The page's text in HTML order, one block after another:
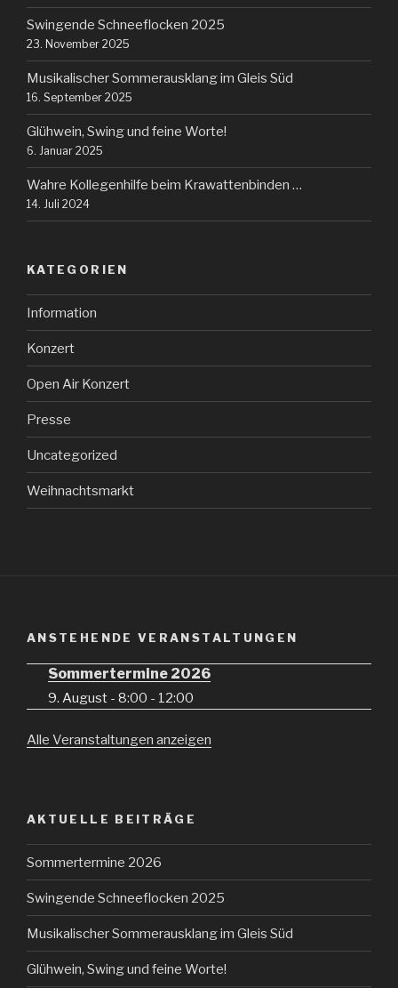
Swingende Schneeflocken 2025
23. November 2025
Musikalischer Sommerausklang im Gleis Süd
16. September 2025
Glühwein, Swing und feine Worte!
6. Januar 2025
Wahre Kollegenhilfe beim Krawattenbinden …
14. Juli 2024
KATEGORIEN
Information
Konzert
Open Air Konzert
Presse
Uncategorized
Weihnachtsmarkt
ANSTEHENDE VERANSTALTUNGEN
Sommertermine 2026
9. August - 8:00 - 12:00
Alle Veranstaltungen anzeigen
AKTUELLE BEITRÄGE
Sommertermine 2026
Swingende Schneeflocken 2025
Musikalischer Sommerausklang im Gleis Süd
Glühwein, Swing und feine Worte!